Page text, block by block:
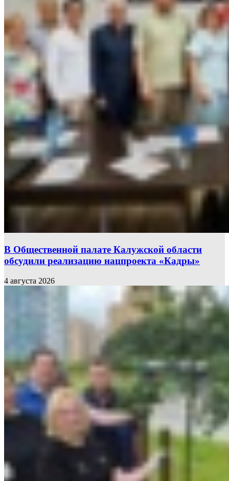
В Общественной палате Калужской области
обсудили реализацию нацпроекта «Кадры»
4 августа 2026